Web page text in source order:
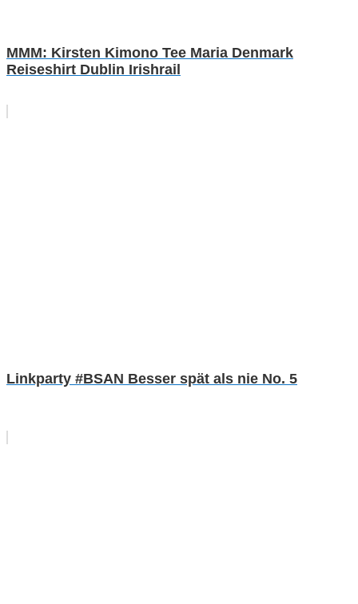
MMM: Kirsten Kimono Tee Maria Denmark
Reiseshirt Dublin Irishrail
Linkparty #BSAN Besser spät als nie No. 5